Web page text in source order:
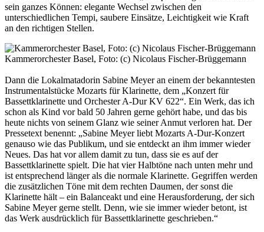
sein ganzes Können: elegante Wechsel zwischen den
unterschiedlichen Tempi, saubere Einsätze, Leichtigkeit wie Kraft
an den richtigen Stellen.
Kammerorchester Basel, Foto: (c) Nicolaus Fischer-Brüggemann
Dann die Lokalmatadorin Sabine Meyer an einem der bekanntesten
Instrumentalstücke Mozarts für Klarinette, dem „Konzert für
Bassettklarinette und Orchester A-Dur KV 622“. Ein Werk, das ich
schon als Kind vor bald 50 Jahren gerne gehört habe, und das bis
heute nichts von seinem Glanz wie seiner Anmut verloren hat. Der
Pressetext benennt: „Sabine Meyer liebt Mozarts A-Dur-Konzert
genauso wie das Publikum, und sie entdeckt an ihm immer wieder
Neues. Das hat vor allem damit zu tun, dass sie es auf der
Bassettklarinette spielt. Die hat vier Halbtöne nach unten mehr und
ist entsprechend länger als die normale Klarinette. Gegriffen werden
die zusätzlichen Töne mit dem rechten Daumen, der sonst die
Klarinette hält – ein Balanceakt und eine Herausforderung, der sich
Sabine Meyer gerne stellt. Denn, wie sie immer wieder betont, ist
das Werk ausdrücklich für Bassettklarinette geschrieben.“